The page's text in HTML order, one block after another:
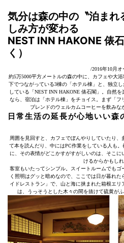
気分は森の中の〝泊まれ
しみ方が変わる
NEST INN HAKONE 俵
く）
/2016年10月オ
約5万5000平方メートルの森の中に、カフェや大
下でつながっている3棟の「ホテル棟」と、独立
している「NEST INN HAKONE 俵石閣」。自然
なら、宿泊は「ホテル棟」をチョイス。まず「
ブレンドのウェルカムコーヒーを飲みな
日常生活の延長が心地いい森
周囲を見回すと、カフェでぼんやりしていたり
て本を読んだり、中にはPC作業をしている人も
に、その表情がどこかすがすがしいのは、そこ
けるからかもしれ
客室もいたってシンプル。スイートルームでも
く照明はグッと暗めなので、ここでは日が暮れ
イドレストラン」で、山と海に挟まれた箱根エ
は、うっそうとした木々の間を抜けて硫黄が